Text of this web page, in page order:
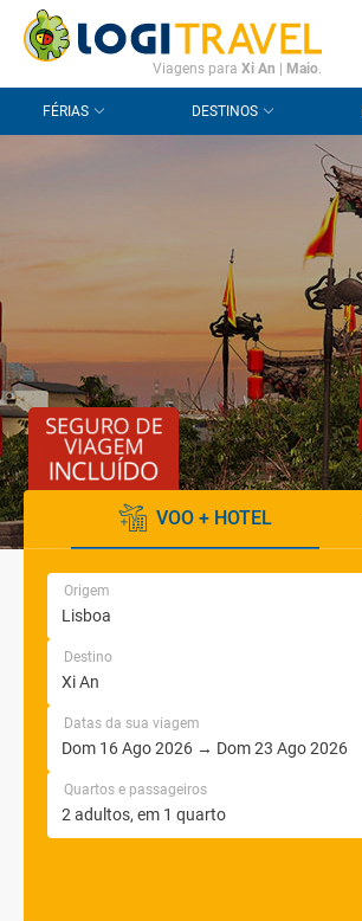
CONTACTO PERGUNTAS FREQUENTES
Viagens para Xi An Maio.
FÉRIAS DESTINOS
VOO + HOTEL
Origem
Destino
Datas da sua viagem
Quartos e passageiros